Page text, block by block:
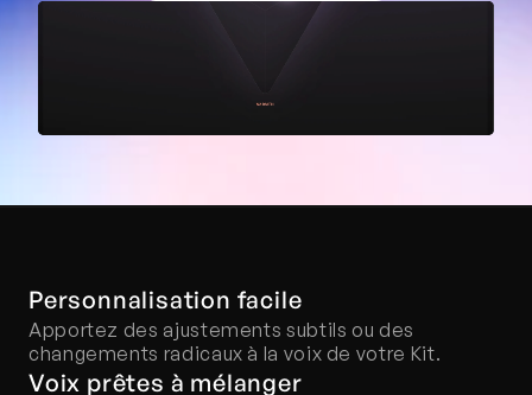
Personnalisation facile
Apportez des ajustements subtils ou des
changements radicaux à la voix de votre Kit.
Voix prêtes à mélanger